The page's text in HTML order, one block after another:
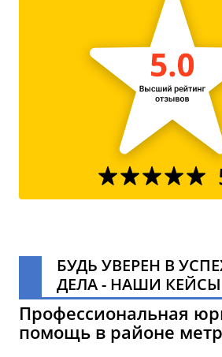
БУДЬ УВЕРЕН В
ДЕЛА - НАШИ
Профессиональная
помощь в районе